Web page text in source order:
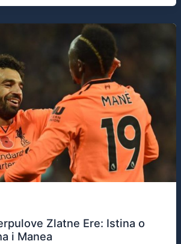
Zlatne Ere: Istina o
i Manea